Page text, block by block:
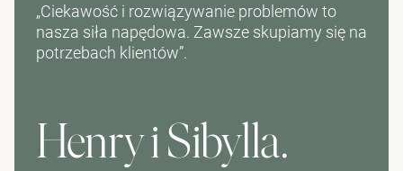
„Ciekawość i rozwiązywanie problemów to
nasza siła napędowa. Zawsze skupiamy się na
potrzebach klientów”.
Henry i Sibylla.